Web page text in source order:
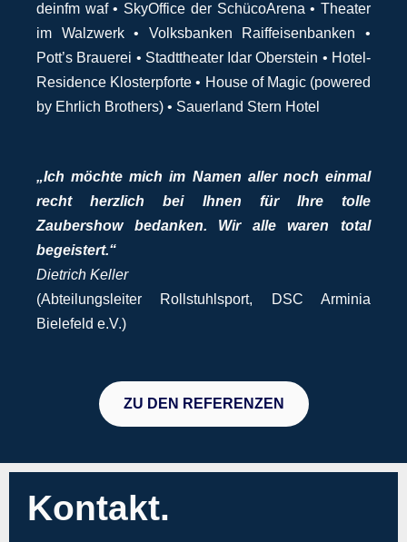
deinfm waf • SkyOffice der SchücoArena • Theater
im Walzwerk • Volksbanken Raiffeisenbanken •
Pott’s Brauerei • Stadttheater Idar Oberstein • Hotel-
Residence Klosterpforte • House of Magic (powered
by Ehrlich Brothers) • Sauerland Stern Hotel
„Ich möchte mich im Namen aller noch einmal
recht herzlich bei Ihnen für Ihre tolle
Zaubershow bedanken. Wir alle waren total
begeistert.“
Dietrich Keller
(Abteilungsleiter Rollstuhlsport, DSC Arminia
Bielefeld e.V.)
ZU DEN REFERENZEN
Kontakt.